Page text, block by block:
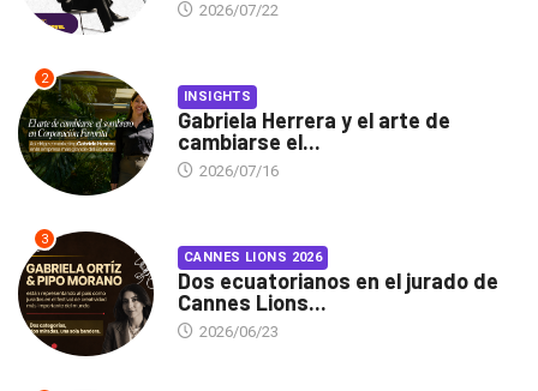
2026/07/22
2
INSIGHTS
Gabriela Herrera y el arte de
cambiarse el...
2026/07/16
3
CANNES LIONS 2026
Dos ecuatorianos en el jurado de
Cannes Lions...
2026/06/23